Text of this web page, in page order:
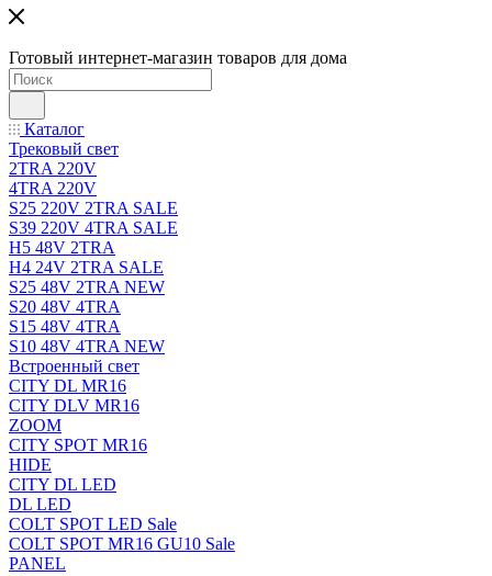
Готовый интернет-магазин товаров для дома
Каталог
Трековый свет
2TRA 220V
4TRA 220V
S25 220V 2TRA SALE
S39 220V 4TRA SALE
H5 48V 2TRA
H4 24V 2TRA SALE
S25 48V 2TRA NEW
S20 48V 4TRA
S15 48V 4TRA
S10 48V 4TRA NEW
Встроенный свет
CITY DL MR16
CITY DLV MR16
ZOOM
CITY SPOT MR16
HIDE
CITY DL LED
DL LED
COLT SPOT LED Sale
COLT SPOT MR16 GU10 Sale
PANEL